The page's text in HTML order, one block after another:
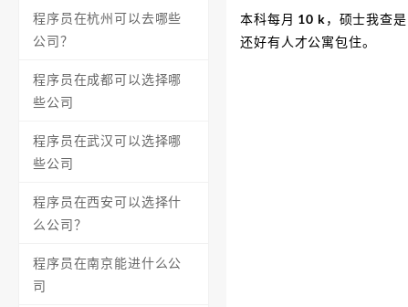
本科每月 10 k，硕士我查
还好有人才公寓包住。
程序员在杭州可以去哪些
公司？
程序员在成都可以选择哪
些公司
程序员在武汉可以选择哪
些公司
程序员在西安可以选择什
么公司？
程序员在南京能进什么公
司